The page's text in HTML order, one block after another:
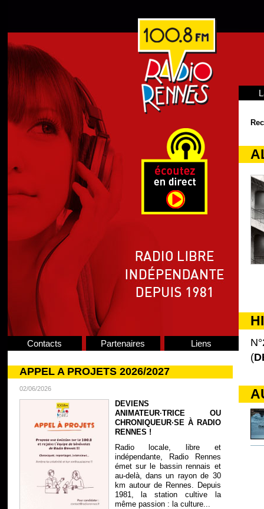
Contacts Partenaires Liens
APPEL A PROJETS 2026/2027
02/06/2026
DEVIENS
ANIMATEUR·TRICE OU
CHRONIQUEUR·SE À RADIO
RENNES !
Radio locale, libre et
indépendante, Radio Rennes
émet sur le bassin rennais et
au-delà, dans un rayon de 30
km autour de Rennes. Depuis
1981, la station cultive la
même passion : la culture...
(